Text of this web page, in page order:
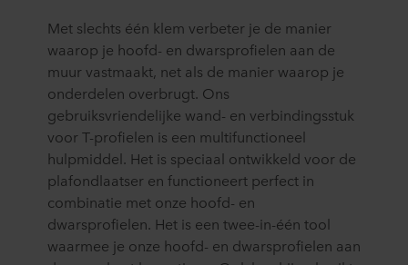
Met slechts één klem verbeter je de manier
waarop je hoofd- en dwarsprofielen aan de
muur vastmaakt, net als de manier waarop je
onderdelen overbrugt. Ons
gebruiksvriendelijke wand- en verbindingsstuk
voor T-profielen is een multifunctioneel
hulpmiddel. Het is speciaal ontwikkeld voor de
plafondlaatser en functioneert perfect in
combinatie met onze hoofd- en
dwarsprofielen. Het is een twee-in-één tool
waarmee je onze hoofd- en dwarsprofielen aan